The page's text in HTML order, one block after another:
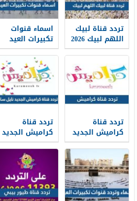
تردد قناة لبيك
اللهم لبيك 2026
على نايل سات
اسماء قنوات
تكبيرات العيد
2026
تردد قناة
كراميش الجديد
2026 Karameesh
TV على نايل
سات وعرب سات
تردد قناة
كراميش الجديد
2026 نايل سات